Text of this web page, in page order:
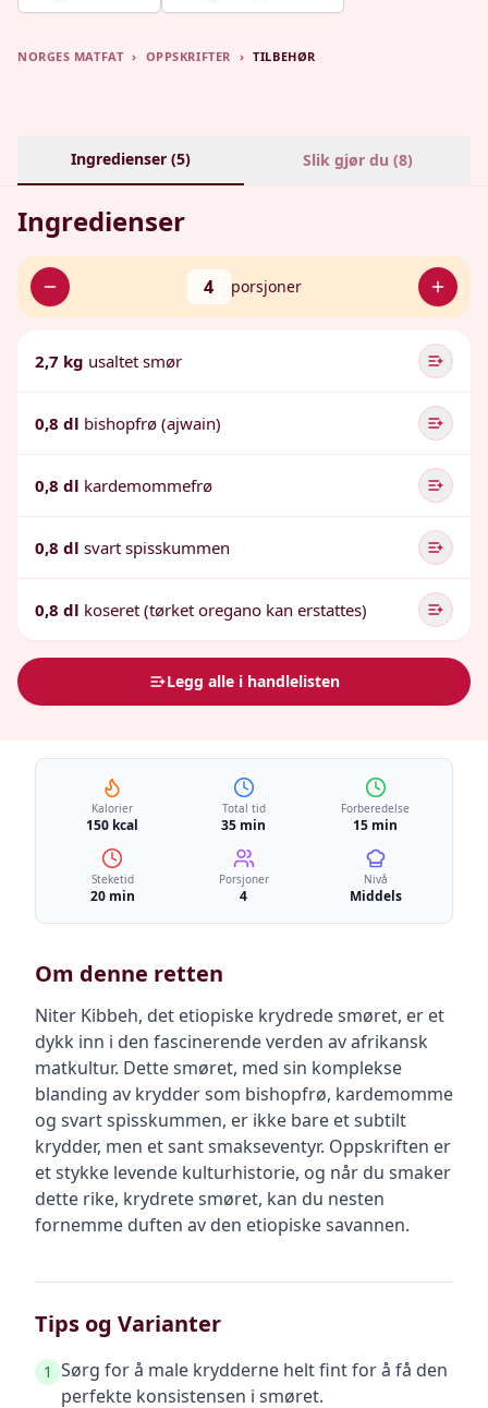
NORGES MATFAT › OPPSKRIFTER › TILBEHØR
Ingredienser (5) Slik gjør du (8)
Ingredienser
4 porsjoner
2,7 kg usaltet smør
0,8 dl bishopfrø (ajwain)
0,8 dl kardemommefrø
0,8 dl svart spisskummen
0,8 dl koseret (tørket oregano kan erstattes)
Legg alle i handlelisten
Kalorier
150 kcal
Total tid
35 min
Forberedelse
15 min
Steketid
20 min
Porsjoner
4
Nivå
Middels
Om denne retten
Niter Kibbeh, det etiopiske krydrede smøret, er et
dykk inn i den fascinerende verden av afrikansk
matkultur. Dette smøret, med sin komplekse
blanding av krydder som bishopfrø, kardemomme
og svart spisskummen, er ikke bare et subtilt
krydder, men et sant smakseventyr. Oppskriften er
et stykke levende kulturhistorie, og når du smaker
dette rike, krydrete smøret, kan du nesten
fornemme duften av den etiopiske savannen.
Tips og Varianter
1 Sørg for å male krydderne helt fint for å få den
perfekte konsistensen i smøret.